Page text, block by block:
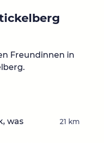
Freundinnen in
was
21 km